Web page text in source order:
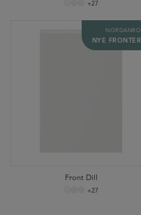
+27
NORDANRO
NYE FRONTER
Front Dill
+27